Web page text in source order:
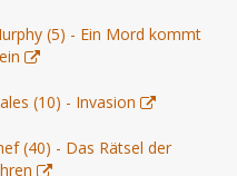
(5) - Ein Mord kommt
(10) - Invasion
(40) - Das Rätsel der